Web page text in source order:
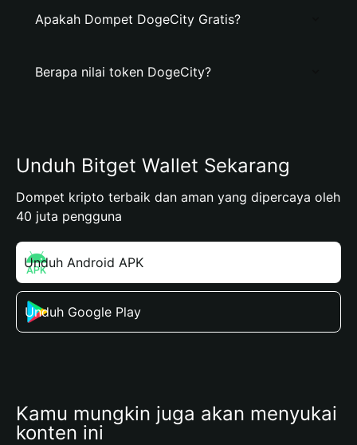
Apakah Dompet DogeCity Gratis?
Berapa nilai token DogeCity?
Unduh Bitget Wallet Sekarang
Dompet kripto terbaik dan aman yang dipercaya oleh
40 juta pengguna
Unduh Android APK
Unduh Google Play
Kamu mungkin juga akan menyukai
konten ini